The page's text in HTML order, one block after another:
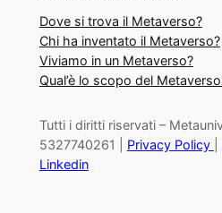
Dove si trova il Metaverso?
Chi ha inventato il Metaverso?
Viviamo in un Metaverso?
Qual’è lo scopo del
Tutti i diritti riservati –
5327740261 | Privacy Policy
Linkedin